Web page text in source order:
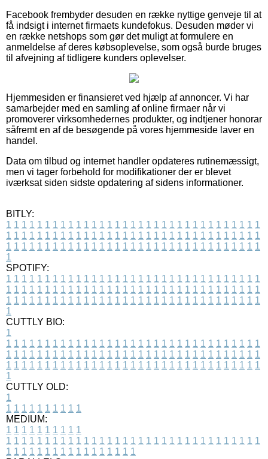
Facebook frembyder desuden en række nyttige genveje til at
få indsigt i internet firmaets kundefokus. Desuden møder vi
en række netshops som gør det muligt at formulere en
anmeldelse af deres købsoplevelse, som også burde bruges
til afvejning af tidligere kunders oplevelser.
Hjemmesiden er finansieret ved hjælp af annoncer. Vi har
samarbejder med en samling af online firmaer når vi
promoverer virksomhedernes produkter, og indtjener honorar
såfremt en af de besøgende på vores hjemmeside laver en
handel.
Data om tilbud og internet handler opdateres rutinemæssigt,
men vi tager forbehold for modifikationer der er blevet
iværksat siden sidste opdatering af sidens informationer.
BITLY:
1 1 1 1 1 1 1 1 1 1 1 1 1 1 1 1 1 1 1 1 1 1 1 1 1 1 1 1 1 1 1 1 1
1 1 1 1 1 1 1 1 1 1 1 1 1 1 1 1 1 1 1 1 1 1 1 1 1 1 1 1 1 1 1 1 1
1 1 1 1 1 1 1 1 1 1 1 1 1 1 1 1 1 1 1 1 1 1 1 1 1 1 1 1 1 1 1 1 1
1
SPOTIFY:
1 1 1 1 1 1 1 1 1 1 1 1 1 1 1 1 1 1 1 1 1 1 1 1 1 1 1 1 1 1 1 1 1
1 1 1 1 1 1 1 1 1 1 1 1 1 1 1 1 1 1 1 1 1 1 1 1 1 1 1 1 1 1 1 1 1
1 1 1 1 1 1 1 1 1 1 1 1 1 1 1 1 1 1 1 1 1 1 1 1 1 1 1 1 1 1 1 1 1
1
CUTTLY BIO:
1
1 1 1 1 1 1 1 1 1 1 1 1 1 1 1 1 1 1 1 1 1 1 1 1 1 1 1 1 1 1 1 1 1
1 1 1 1 1 1 1 1 1 1 1 1 1 1 1 1 1 1 1 1 1 1 1 1 1 1 1 1 1 1 1 1 1
1 1 1 1 1 1 1 1 1 1 1 1 1 1 1 1 1 1 1 1 1 1 1 1 1 1 1 1 1 1 1 1 1
1
CUTTLY OLD:
1
1 1 1 1 1 1 1 1 1 1
MEDIUM:
1 1 1 1 1 1 1 1 1 1
1 1 1 1 1 1 1 1 1 1 1 1 1 1 1 1 1 1 1 1 1 1 1 1 1 1 1 1 1 1 1 1 1
1 1 1 1 1 1 1 1 1 1 1 1 1 1 1 1 1